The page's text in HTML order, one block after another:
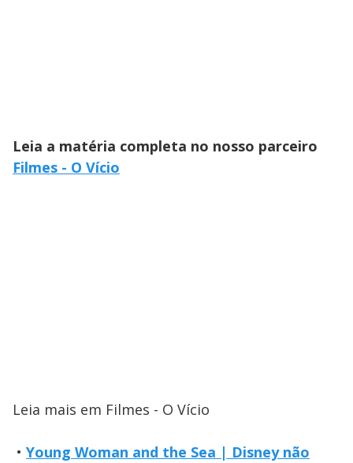
Leia a matéria completa no nosso parceiro
Filmes - O Vício
Leia mais em Filmes - O Vício
• Young Woman and the Sea | Disney não